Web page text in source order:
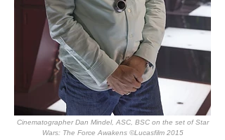
Cinematographer Dan Mindel, ASC, BSC on the set of Star
Wars: The Force Awakens ©Lucasfilm 2015